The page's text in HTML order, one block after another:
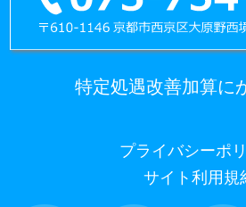
特定処遇改善加算に
プライバシーポ
サイト利用規